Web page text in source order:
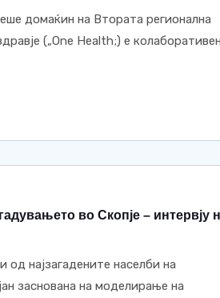
домаќин на Втората регионална
(„One Health;) е
во Скопје – интервју
од најзагадените населби на
заснована на моделирање на